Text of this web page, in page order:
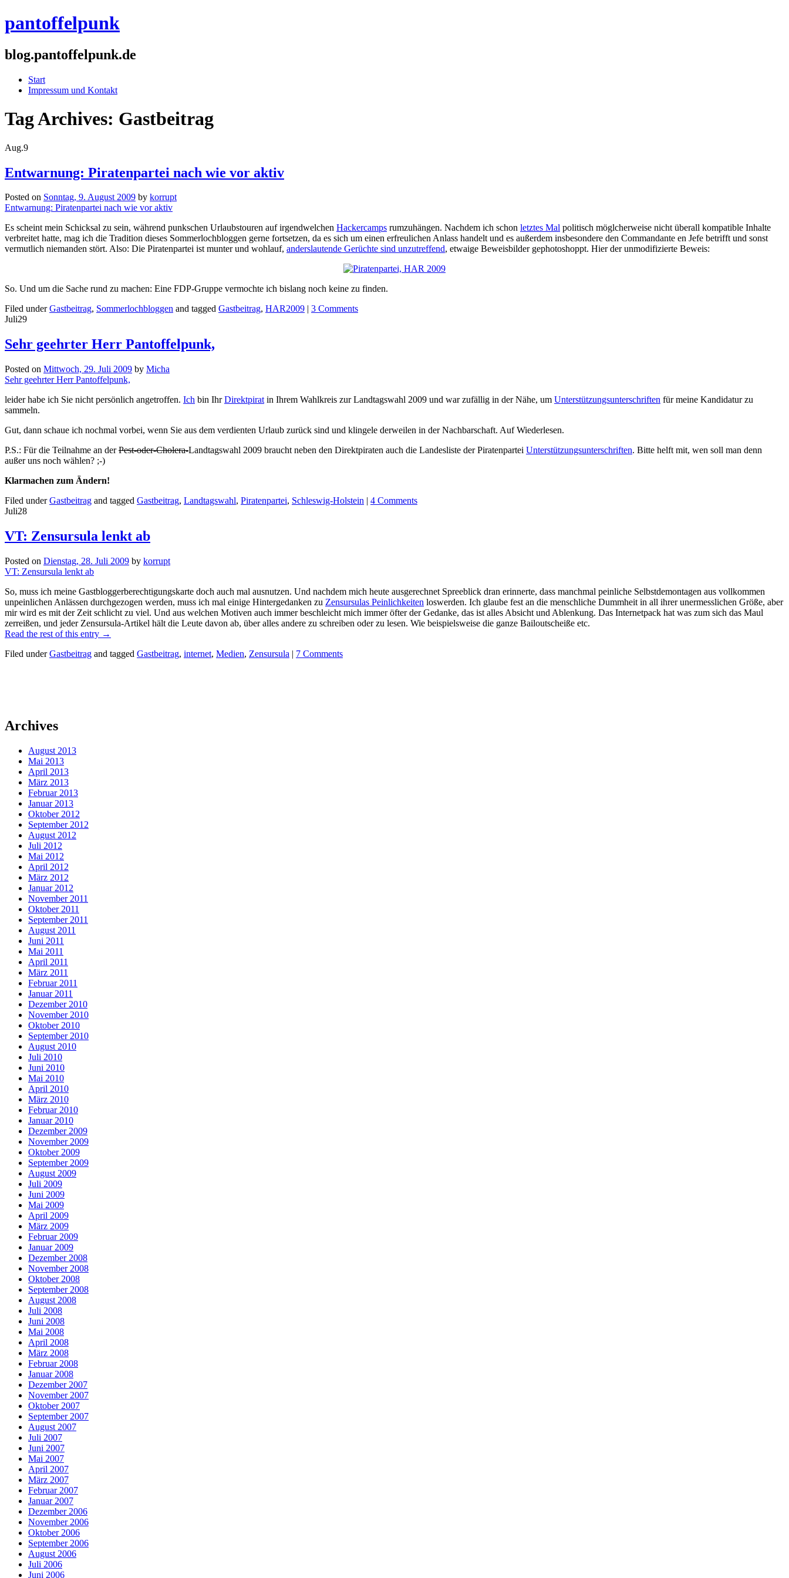
pantoffelpunk
blog.pantoffelpunk.de
Start
Impressum und Kontakt
Tag Archives: Gastbeitrag
Aug.9
Entwarnung: Piratenpartei nach wie vor aktiv
Posted on Sonntag, 9. August 2009 by korrupt
Entwarnung: Piratenpartei nach wie vor aktiv
Es scheint mein Schicksal zu sein, während punkschen Urlaubstouren auf irgendwelchen Hackercamps rumzuhängen. Nachdem ich schon letztes Mal politisch möglcherweise nicht überall kompatible Inhalte
verbreitet hatte, mag ich die Tradition dieses Sommerlochbloggen gerne fortsetzen, da es sich um einen erfreulichen Anlass handelt und es außerdem insbesondere den Commandante en Jefe betrifft und sonst
vermutlich niemanden stört. Also: Die Piratenpartei ist munter und wohlauf, anderslautende Gerüchte sind unzutreffend, etwaige Beweisbilder gephotoshoppt. Hier der unmodifizierte Beweis:
So. Und um die Sache rund zu machen: Eine FDP-Gruppe vermochte ich bislang noch keine zu finden.
Filed underGastbeitrag, Sommerlochbloggen and tagged Gastbeitrag, HAR2009
3 Comments
Juli29
Sehr geehrter Herr Pantoffelpunk,
Posted on Mittwoch, 29. Juli 2009 by Micha
Sehr geehrter Herr Pantoffelpunk,
leider habe ich Sie nicht persönlich angetroffen. Ich bin IhrDirektpirat in Ihrem Wahlkreis zur Landtagswahl 2009 und war zufällig in der Nähe, um Unterstützungsunterschriften für meine Kandidatur zu
sammeln.
Gut, dann schaue ich nochmal vorbei, wenn Sie aus dem verdienten Urlaub zurück sind und klingele derweilen in der Nachbarschaft. Auf Wiederlesen.
P.S.: Für die Teilnahme an derPest-oder-Cholera-Landtagswahl 2009 braucht neben den Direktpiraten auch die Landesliste der Piratenpartei Unterstützungsunterschriften. Bitte helft mit, wen soll man denn
außer uns noch wählen? ;-)
Klarmachen zum Ändern!
Filed underGastbeitrag and tagged Gastbeitrag, Landtagswahl, Piratenpartei, Schleswig-Holstein | 4 Comments
Juli28
VT: Zensursula lenkt ab
Posted on Dienstag, 28. Juli 2009 by korrupt
VT: Zensursula lenkt ab
So, muss ich meine Gastbloggerberechtigungskarte doch auch mal ausnutzen. Und nachdem mich heute ausgerechnet Spreeblick dran erinnerte, dass manchmal peinliche Selbstdemontagen aus vollkommen
unpeinlichen Anlässen durchgezogen werden, muss ich mal einige Hintergedanken zu Zensursulas Peinlichkeiten loswerden. Ich glaube fest an die menschliche Dummheit in all ihrer unermesslichen Größe, aber
mir wird es mit der Zeit schlicht zu viel. Und aus welchen Motiven auch immer beschleicht mich immer öfter der Gedanke, das ist alles Absicht und Ablenkung. Das Internetpack hat was zum sich das Maul
zerreißen, und jeder Zensursula-Artikel hält die Leute davon ab, über alles andere zu schreiben oder zu lesen. Wie beispielsweise die ganze Bailoutscheiße etc.
Read the rest of this entry →
Filed underGastbeitrag and tagged Gastbeitrag, internet, Medien, Zensursula | 7 Comments
Archives
August 2013
Mai 2013
April 2013
März 2013
Februar 2013
Januar 2013
Oktober 2012
September 2012
August 2012
Juli 2012
Mai 2012
April 2012
März 2012
Januar 2012
November 2011
Oktober 2011
September 2011
August 2011
Juni 2011
Mai 2011
April 2011
März 2011
Februar 2011
Januar 2011
Dezember 2010
November 2010
Oktober 2010
September 2010
August 2010
Juli 2010
Juni 2010
Mai 2010
April 2010
März 2010
Februar 2010
Januar 2010
Dezember 2009
November 2009
Oktober 2009
September 2009
August 2009
Juli 2009
Juni 2009
Mai 2009
April 2009
März 2009
Februar 2009
Januar 2009
Dezember 2008
November 2008
Oktober 2008
September 2008
August 2008
Juli 2008
Juni 2008
Mai 2008
April 2008
März 2008
Februar 2008
Januar 2008
Dezember 2007
November 2007
Oktober 2007
September 2007
August 2007
Juli 2007
Juni 2007
Mai 2007
April 2007
März 2007
Februar 2007
Januar 2007
Dezember 2006
November 2006
Oktober 2006
September 2006
August 2006
Juli 2006
Juni 2006